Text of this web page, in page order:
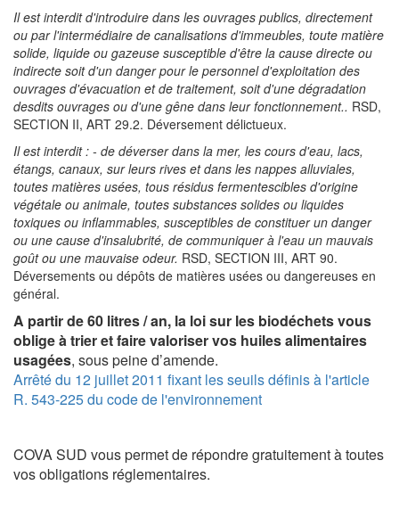
Il est interdit d'introduire dans les ouvrages publics, directement
ou par l'intermédiaire de canalisations d'immeubles, toute matière
solide, liquide ou gazeuse susceptible d'être la cause directe ou
indirecte soit d'un danger pour le personnel d'exploitation des
ouvrages d'évacuation et de traitement, soit d'une dégradation
desdits ouvrages ou d'une gêne dans leur fonctionnement.. RSD,
SECTION II, ART 29.2. Déversement délictueux.
Il est interdit : - de déverser dans la mer, les cours d'eau, lacs,
étangs, canaux, sur leurs rives et dans les nappes alluviales,
toutes matières usées, tous résidus fermentescibles d'origine
végétale ou animale, toutes substances solides ou liquides
toxiques ou inflammables, susceptibles de constituer un danger
ou une cause d'insalubrité, de communiquer à l'eau un mauvais
goût ou une mauvaise odeur. RSD, SECTION III, ART 90.
Déversements ou dépôts de matières usées ou dangereuses en
général.
A partir de 60 litres / an, la loi sur les biodéchets vous
oblige à trier et faire valoriser vos huiles alimentaires
usagées, sous peine d’amende.
Arrêté du 12 juillet 2011 fixant les seuils définis à l'article
R. 543-225 du code de l'environnement
COVA SUD vous permet de répondre gratuitement à toutes
vos obligations réglementaires.